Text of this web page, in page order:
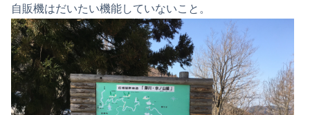
自販機はだいたい機能していないこと。